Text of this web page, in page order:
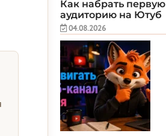
Как набрать первую
аудиторию на Ютуб
04.08.2026